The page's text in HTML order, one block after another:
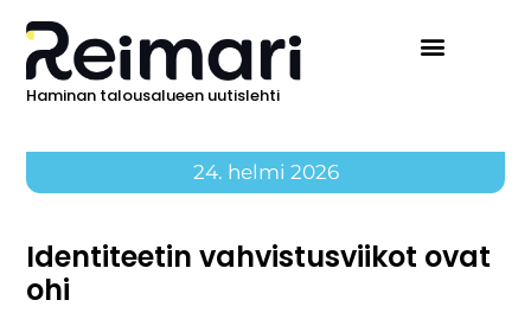
Haminan talousalueen uutislehti
24. helmi 2026
Identiteetin vahvistusviikot ovat
ohi